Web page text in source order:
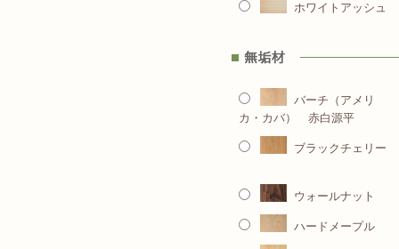
ホワイトアッシュ
バーチ（アメリ
カ・カバ） 赤白源平
ブラックチェリー
ウォールナット
ハードメープル